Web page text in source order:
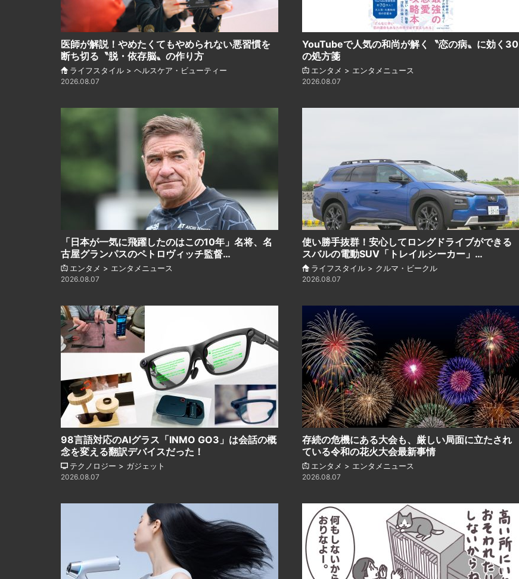
医師が解説！やめたくてもやめられない悪習慣を
断ち切る〝脱・依存脳〟の作り方
ライフスタイル > ヘルスケア・ビューティー
2026.08.07
YouTubeで人気の和尚が解く〝恋の病〟に効く30
の処方箋
エンタメ > エンタメニュース
2026.08.07
「日本が一気に飛躍したのはこの10年」名将、名
古屋グランパスのペトロヴィッチ監督…
エンタメ > エンタメニュース
2026.08.07
使い勝手抜群！安心してロングドライブができる
スバルの電動SUV「トレイルシーカー」…
ライフスタイル > クルマ・ビークル
2026.08.07
98言語対応のAIグラス「INMO GO3」は会話の概
念を変える翻訳デバイスだった！
テクノロジー > ガジェット
2026.08.07
存続の危機にある大会も、厳しい局面に立たされ
ている令和の花火大会最新事情
エンタメ > エンタメニュース
2026.08.07